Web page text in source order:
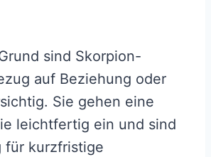
sind Skorpion-
auf Beziehung oder
Sie gehen eine
leichtfertig ein und sind
für kurzfristige